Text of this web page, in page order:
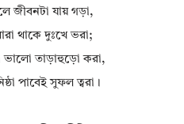
জীবনটা যায় গড়া,
থাকে দুঃখে ভরা;
তাড়াহুড়ো করা,
পাবেই সুফল ত্বরা।